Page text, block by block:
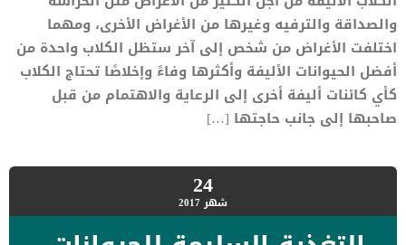
والصداقة والترفيه وغيرها من الأغراض الأخرى، ومهما
اختلفت الأغراض من شخص إلى آخر ستظل الكلاب واحدة من
أفضل الحيوانات الأليفة وأكثرها وفاءً وإخلاصًا تحتاج الكلاب
كأي كائنات أليفة أخرى إلى الرعاية والاهتمام من قبل
صاحبها إلى جانب حاجتها […]
24شهر2017